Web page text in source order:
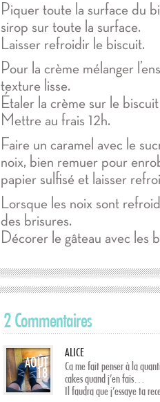
Piquer toute la surface du
sirop sur toute la surface.
Laisser refroidir le biscuit.
Pour la crème mélanger
texture lisse.
Étaler la crème sur le
Mettre au frais 12h.
Faire un caramel avec le
noix, bien remuer pour
papier sulfisé et laisser
Lorsque les noix sont
des brisures.
Décorer le gâteau avec les
2 Commentaires
AOÛT
18
ALICE
Ca me fait penser à la
cakes quand j’en fais…
Il faudra que j’essaye ta